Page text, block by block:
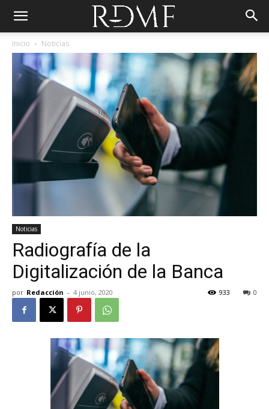
Inicio Noticias
Noticias
Radiografía de la
Digitalización de la Banca
por Redacción - 4 junio, 2020 0
933